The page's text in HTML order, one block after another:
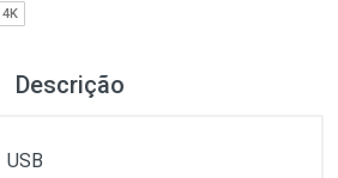
4K
Descrição
USB